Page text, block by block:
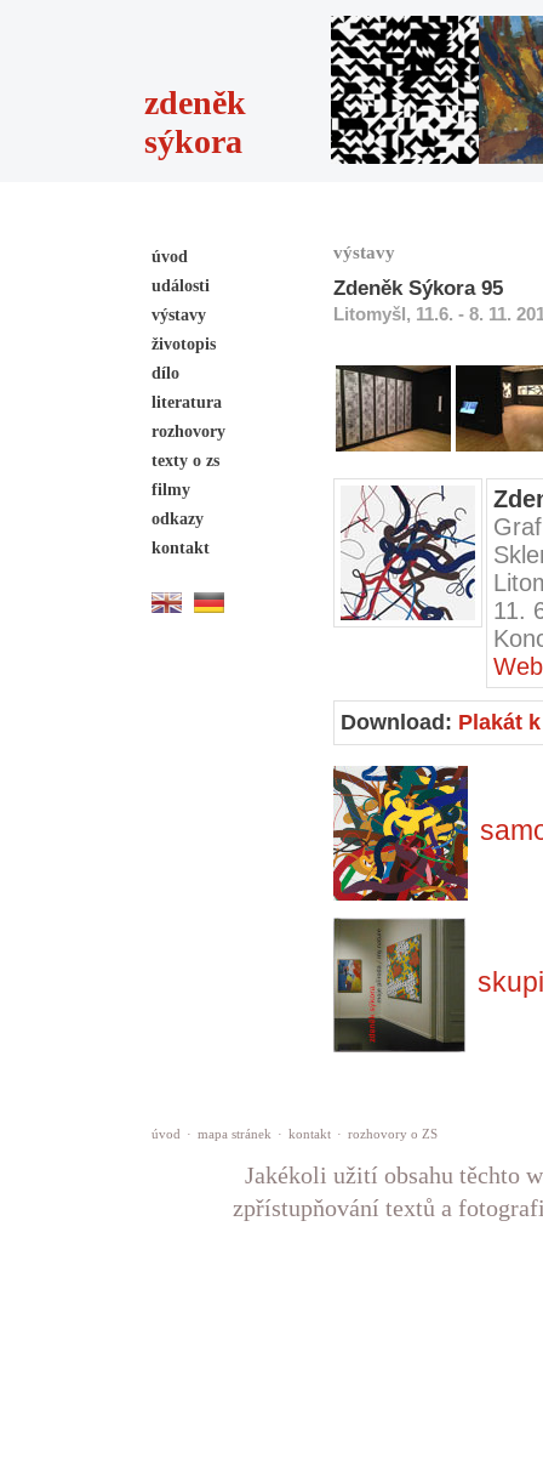
zdeněk
sýkora
úvod
události
výstavy
životopis
dílo
literatura
rozhovory
texty o zs
filmy
odkazy
kontakt
výstavy
Zdeněk Sýkora 95
Litomyšl, 11.6. - 8. 11.
11.
Download: Plakát
úvod · mapa stránek · kontakt · rozhovory o ZS
Jakékoli užití obsahu těchto
zpřístupňování textů a